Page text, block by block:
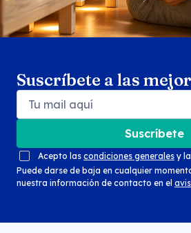
Suscríbete a las
Suscríbete
Acepto las condiciones generales y la
Puede darse de baja en cualquier
nuestra información de contacto en el